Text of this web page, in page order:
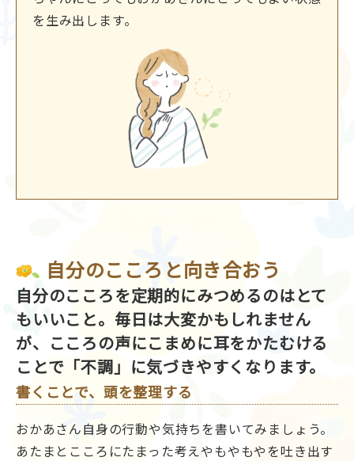
を生み出します。
自分のこころと向き合おう
自分のこころを定期的にみつめるのはとて
もいいこと。毎日は大変かもしれません
が、こころの声にこまめに耳をかたむける
ことで「不調」に気づきやすくなります。
書くことで、頭を整理する
おかあさん自身の行動や気持ちを書いてみましょう。
あたまとこころにたまった考えやもやもやを吐き出す